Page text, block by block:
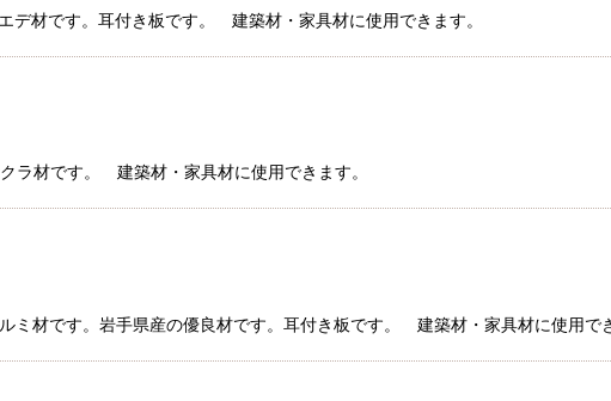
材です。耳付き板です。 建築材・家具材に使用できます。
材です。 建築材・家具材に使用できます。
です。岩手県産の優良材です。耳付き板です。 建築材・家具材に使用